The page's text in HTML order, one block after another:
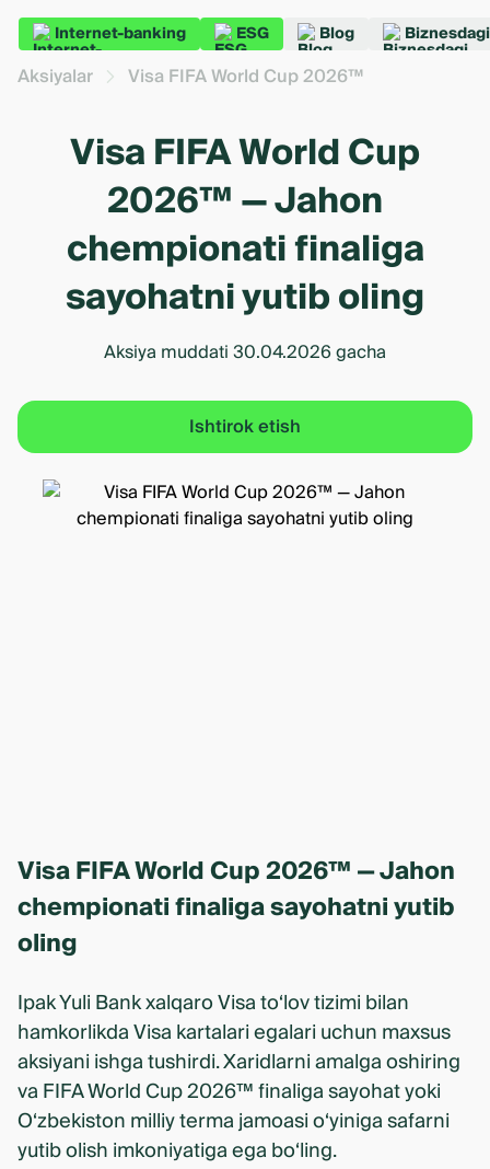
Internet-banking ESG Blog
Aksiyalar Visa FIFA World Cup 2026™
Visa FIFA World Cup
2026™ — Jahon
chempionati finaliga
sayohatni yutib oling
Aksiya muddati 30.04.2026 gacha
Ishtirok etish
Visa FIFA World Cup 2026™ — Jahon
chempionati finaliga sayohatni yutib
oling
Ipak Yuli Bank xalqaro Visa to‘lov tizimi bilan
hamkorlikda Visa kartalari egalari uchun maxsus
aksiyani ishga tushirdi. Xaridlarni amalga oshiring
va FIFA World Cup 2026™ finaliga sayohat yoki
O‘zbekiston milliy terma jamoasi o‘yiniga safarni
yutib olish imkoniyatiga ega bo‘ling.